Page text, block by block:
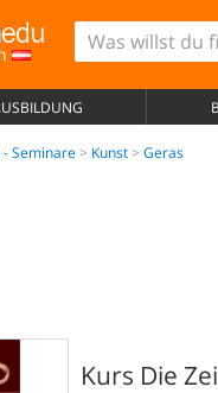
- Seminare Kunst Geras
Kurs Die